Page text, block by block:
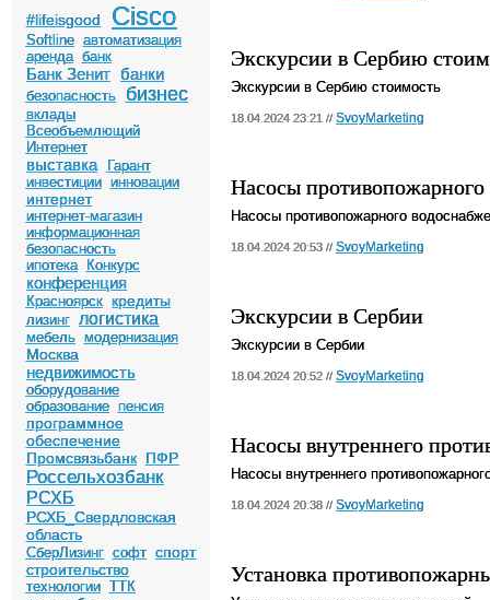
#lifeisgood Cisco
Softline автоматизация
аренда банк
Банк Зенит банки
безопасность бизнес
вклады
Всеобъемлющий
Интернет
выставка
Гарант
инвестиции инновации
интернет
интернет-магазин
информационная
безопасность
ипотека
Конкурс
конференция
Красноярск кредиты
лизинг логистика
мебель модернизация
Москва
недвижимость
оборудование
образование пенсия
программное
обеспечение
Промсвязьбанк ПФР
Россельхозбанк
РСХБ
РСХБ_Свердловская
область
СберЛизинг софт спорт
строительство
технологии ТТК
Экскурсии в Сербию
Экскурсии в Сербию стоимость
18.04.2024 23:21 // SvoyMarketing
Насосы
Насосы противопожарного
18.04.2024 20:53 // SvoyMarketing
Экскурсии в Сербии
Экскурсии в Сербии
18.04.2024 20:52 // SvoyMarketing
Насосы внутреннего
Насосы внутреннего
18.04.2024 20:38 // SvoyMarketing
Установка